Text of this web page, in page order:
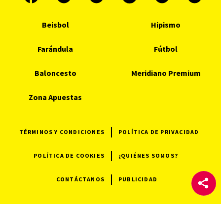
Beisbol Hipismo
Farándula Fútbol
Baloncesto Meridiano Premium
Zona Apuestas
TÉRMINOS Y CONDICIONES POLÍTICA DE PRIVACIDAD
POLÍTICA DE COOKIES ¿QUIÉNES SOMOS?
CONTÁCTANOS PUBLICIDAD